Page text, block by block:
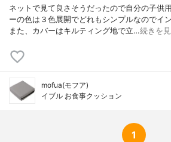
ネットで見て良さそうだったので自分の子供
ーの色は３色展開でどれもシンプルなのでイ
また、カバーはキルティング地で立…続きを
mofua(モフア)
イブル お食事クッション
1